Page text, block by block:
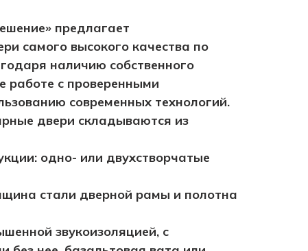
предлагает
самого высокого качества по
наличию собственного
работе с проверенными
современных технологий.
двери складываются из
одно- или двухстворчатые
стали дверной рамы и полотна
звукоизоляцией, с